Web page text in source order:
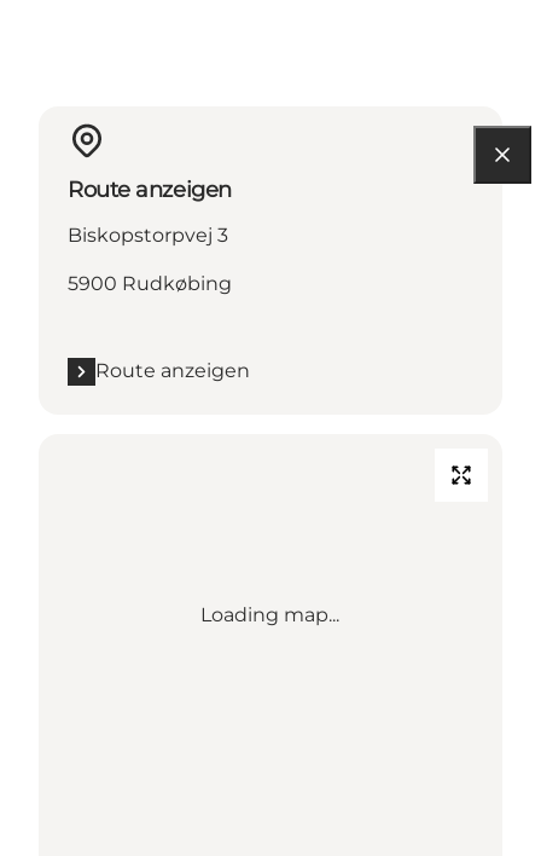
Route anzeigen
Biskopstorpvej 3
5900 Rudkøbing
Route anzeigen
Loading map...